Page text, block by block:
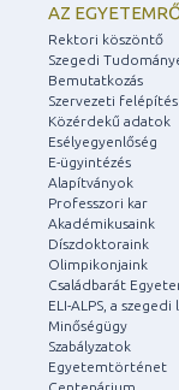
AZ
Rektori köszöntő
Szegedi
Bemutatkozás
Szervezeti felépítés
Közérdekű adatok
Esélyegyenlőség
E-ügyintézés
Alapítványok
Professzori kar
Akadémikusaink
Díszdoktoraink
Olimpikonjaink
Családbarát
ELI-ALPS, a
Minőségügy
Szabályzatok
Egyetemtörténet
Centenárium